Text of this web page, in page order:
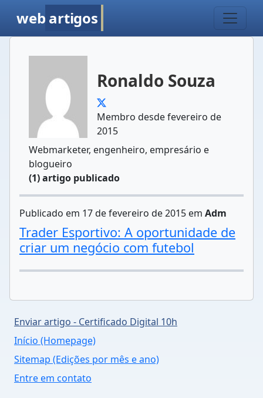
web artigos
Ronaldo Souza
Membro desde fevereiro de
2015
Webmarketer, engenheiro, empresário e
blogueiro
(1) artigo publicado
Publicado em 17 de fevereiro de 2015 em Adm
Trader Esportivo: A oportunidade de
criar um negócio com futebol
Enviar artigo - Certificado Digital 10h
Início (Homepage)
Sitemap (Edições por mês e ano)
Entre em contato